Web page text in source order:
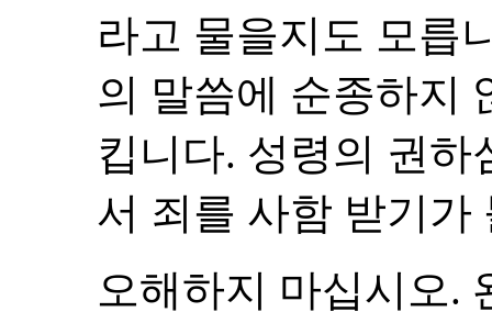
라고 물을지도 모릅
의 말씀에 순종하지
킵니다. 성령의 권
서 죄를 사함 받기가
오해하지 마십시오.